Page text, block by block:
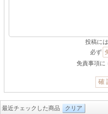
投稿に
必ず
免責事項に
最近チェックした商品 クリア